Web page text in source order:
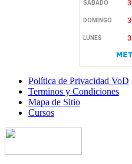
Política de Privacidad VoD
Terminos y Condiciones
Mapa de Sitio
Cursos